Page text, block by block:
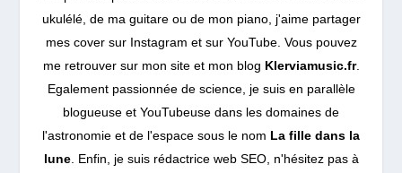
ukulélé, de ma guitare ou de mon piano, j'aime partager
mes cover sur Instagram et sur YouTube. Vous pouvez
me retrouver sur mon site et mon blog Klerviamusic.fr.
Egalement passionnée de science, je suis en parallèle
blogueuse et YouTubeuse dans les domaines de
l'astronomie et de l'espace sous le nom La fille dans la
lune. Enfin, je suis rédactrice web SEO, n'hésitez pas à